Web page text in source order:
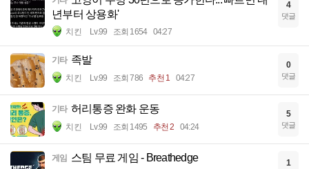
년부터 상용화'
치킨 Lv.99 조회 1654 04:27
4
댓글
기타 족발
치킨 Lv.99 조회 786 추천 1 04:27
0
댓글
기타 허리통증 완화 운동
치킨 Lv.99 조회 1495 추천 2 04:24
5
댓글
게임 스팀 무료 게임 - Breathedge 1